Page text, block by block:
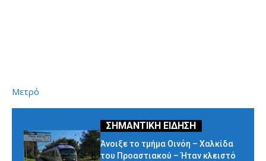
Μετρό
Άνοιξε το τμήμα Οινόη – Χαλκίδα
του Προαστιακού – Ήταν κλειστό